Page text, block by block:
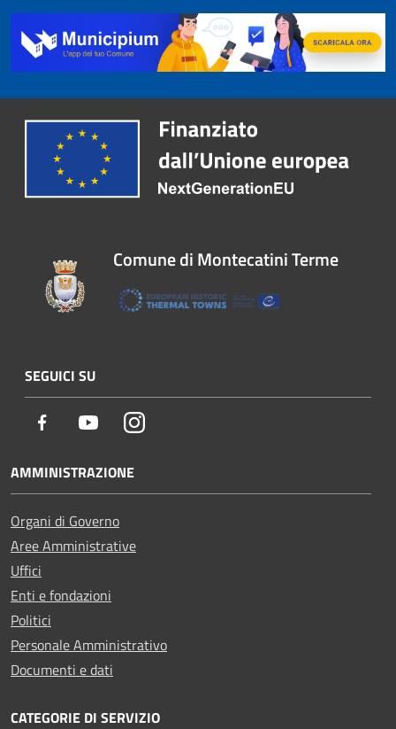
Comune di Montecatini Terme
SEGUICI SU
Facebook YoutubeInstagram
AMMINISTRAZIONE
Organi di Governo
Aree Amministrative
Uffici
Enti e fondazioni
Politici
Personale Amministrativo
Documenti e dati
CATEGORIE DI SERVIZIO